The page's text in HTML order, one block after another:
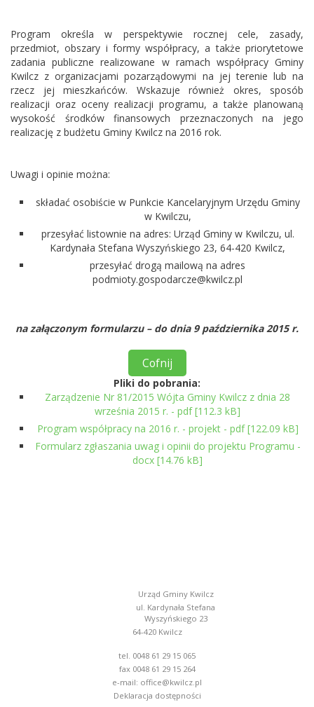
Program określa w perspektywie rocznej cele, zasady,
przedmiot, obszary i formy współpracy, a także priorytetowe
zadania publiczne realizowane w ramach współpracy Gminy
Kwilcz z organizacjami pozarządowymi na jej terenie lub na
rzecz jej mieszkańców. Wskazuje również okres, sposób
realizacji oraz oceny realizacji programu, a także planowaną
wysokość środków finansowych przeznaczonych na jego
realizację z budżetu Gminy Kwilcz na 2016 rok.
Uwagi i opinie można:
składać osobiście w Punkcie Kancelaryjnym Urzędu Gminy
w Kwilczu,
przesyłać listownie na adres: Urząd Gminy w Kwilczu, ul.
Kardynała Stefana Wyszyńskiego 23, 64-420 Kwilcz,
przesyłać drogą mailową na adres
podmioty.gospodarcze@kwilcz.pl
na załączonym formularzu – do dnia 9 października 2015 r.
Cofnij
Pliki do pobrania:
Zarządzenie Nr 81/2015 Wójta Gminy Kwilcz z dnia 28
września 2015 r. - pdf [112.3 kB]
Program współpracy na 2016 r. - projekt - pdf [122.09 kB]
Formularz zgłaszania uwag i opinii do projektu Programu -
docx [14.76 kB]
Urząd Gminy Kwilcz
ul. Kardynała Stefana
Wyszyńskiego 23
64-420 Kwilcz
tel. 0048 61 29 15 065
fax 0048 61 29 15 264
e-mail: office@kwilcz.pl
Deklaracja dostępności